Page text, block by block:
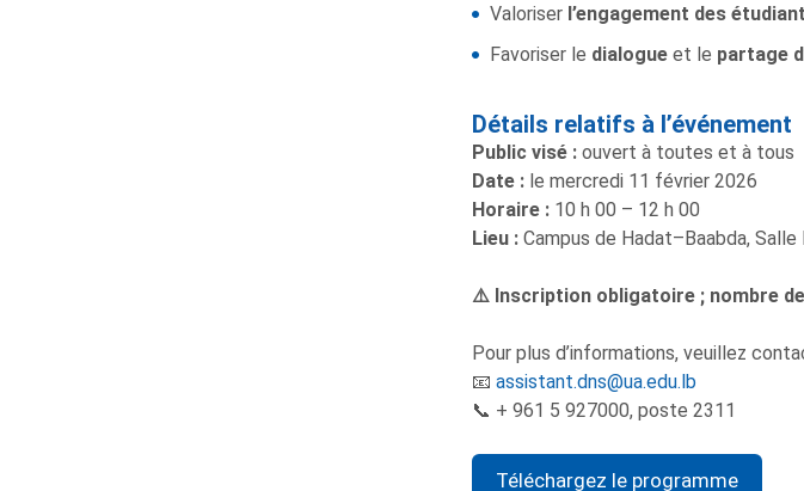
Valoriser l’engagement des
Favoriser le dialogueet le partage
Détails relatifs à l’événement
Public visé :ouvert à toutes et à tous
Date :le mercredi 11 février 2026
Horaire :10 h 00 – 12 h 00
Lieu :Campus de Hadat–Baabda, Salle
⚠️ Inscription obligatoire ; nombre
Pour plus d’informations, veuillez
📧 assistant.dns@ua.edu.lb
📞 + 961 5 927000, poste 2311
Téléchargez le programme